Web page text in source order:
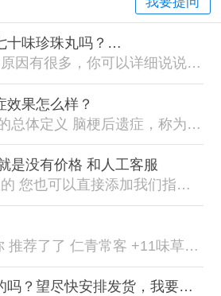
？说明书上是用于高血压等
您好！ 血压偏低的原因有很多，你可以详细说说情况（症状表现） 七十味珍珠丸跟降压西药不一样，不是直接扩张血管来降血压的 七十味珍珠丸是双向调节血压的，是改善、修复我们血管功能，调和我们气血平衡的
效果怎么样？
藏医对脑梗后遗症的总体定义 脑梗后遗症，称为 “白脉病后遗症期” 或 “萨滞布病迁延期” 是指脑梗急性期过后，三因（隆、赤巴、培根）失衡未得完全纠正，黑脉瘀阻虽减但未通，白脉（神经）损伤修复不全，导致神志、肢体、言语、感觉等功能障碍持续遗留的状态。 治疗脑梗后遗症遵循三大核心原则： 1.整体调节，三因平衡 不局限于治疗“白脉”或“黑脉”本身，而是着眼于恢复人体“隆、赤巴、培根”三大因素的动态平衡。因为后遗症期的根本问题之一是“正虚邪恋”，即三因虚弱（特别是“隆”和“培根”）与残余病邪（瘀血、痰湿）并存，必须整体调节。 2.黑白脉同治，攻补兼施 黑脉（血管）：继续清除残余瘀血，改善微循环，为神经修复提供物质基础（攻邪）。 白脉（神经）：专门修复受损的神经通路，促进传导功能恢复（扶正） 攻补兼施：在活血通络的同时，必须使用补益“隆”和“培根”的药物或方法，防止因攻伐过度而耗伤正气。 3.防治结合，突出预防 治疗的目标不仅是改善现有症状，更要通过调理体质，消除导致中风的根本内因（如长期“龙血不调”），将预防二次中风作为治疗的终点目标之一。 脑梗后遗症经典藏药组合优势分析 七十味珍珠丸（君药，治本） 平衡三因、修复白脉、醒脑开窍、化瘀通脑、安神定惊，修复受损脑组织与脑神经，为脑病核心基础方。 二十五味珊瑚丸（臣药，专攻白脉） 专治白脉受损、脉络瘀堵，强力通络止痛、营养神经，改善肢体麻木、僵硬、痉挛、知觉减退。 十五味沉香丸（佐使，调隆安神） 调和隆气、清心除烦、理气宽胸、降逆止晕，解决隆气上扰、心慌失眠、头晕胸闷。
是没有价格 和人工客服
您好！ 有人工客服的 您也可以直接添加我们指导微信18928719201
无货 这边藏医 给你 推荐了了 仁青常客 +11味草果丸 药物
尽快安排发货，我要出远门收不到货。